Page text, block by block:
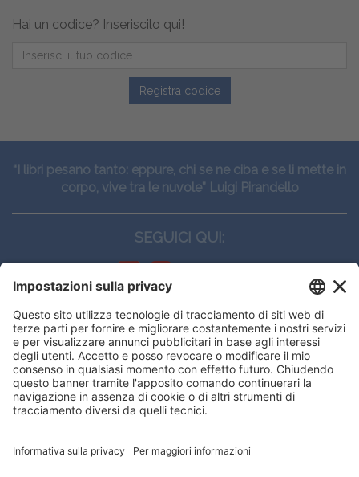
Hai un codice? Inseriscilo qui!
Registra codice
“I libri pesano tanto: eppure, chi se ne ciba e se li mette in
corpo, vive tra le nuvole” Luigi Pirandello
SEGUICI QUI:
CONTATTI
Edi.Ermes srl
Viale E. Forlanini, 21 - 20134, Milano
(+39)027021121
E-mail:eeinfo@eenet.it
ORARI
offrirti la migliore navigazione